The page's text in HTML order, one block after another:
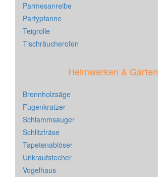
Parmesanreibe
Partypfanne
Teigrolle
Tischräucherofen
Heimwerken & Garten
Brennholzsäge
Fugenkratzer
Schlammsauger
Schlitzfräse
Tapetenablöser
Unkrautstecher
Vogelhaus